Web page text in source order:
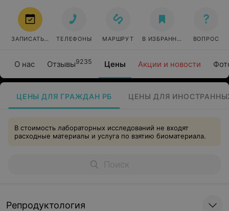
О нас Отзывы9235 Цены Акции и новости
ЗАПИСАТЬСЯ ТЕЛЕФОНЫ МАРШРУТ В ИЗБРАННОЕ ВОПРОС
ЦЕНЫ ДЛЯ ГРАЖДАН РБ ЦЕНЫ ДЛЯ
В стоимость лабораторных исследований не входят
расходные материалы и услуга по взятию биоматериала.
Репродуктология